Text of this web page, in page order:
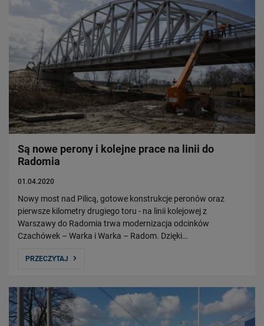
Są nowe perony i kolejne prace na linii do
Radomia
01.04.2020
Nowy most nad Pilicą, gotowe konstrukcje peronów oraz
pierwsze kilometry drugiego toru - na linii kolejowej z
Warszawy do Radomia trwa modernizacja odcinków
Czachówek – Warka i Warka – Radom. Dzięki…
PRZECZYTAJ